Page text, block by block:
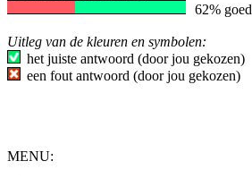
62% goed
Uitleg van de kleuren en symbolen:
het juiste antwoord (door jou gekozen)
een fout antwoord (door jou gekozen)
MENU: